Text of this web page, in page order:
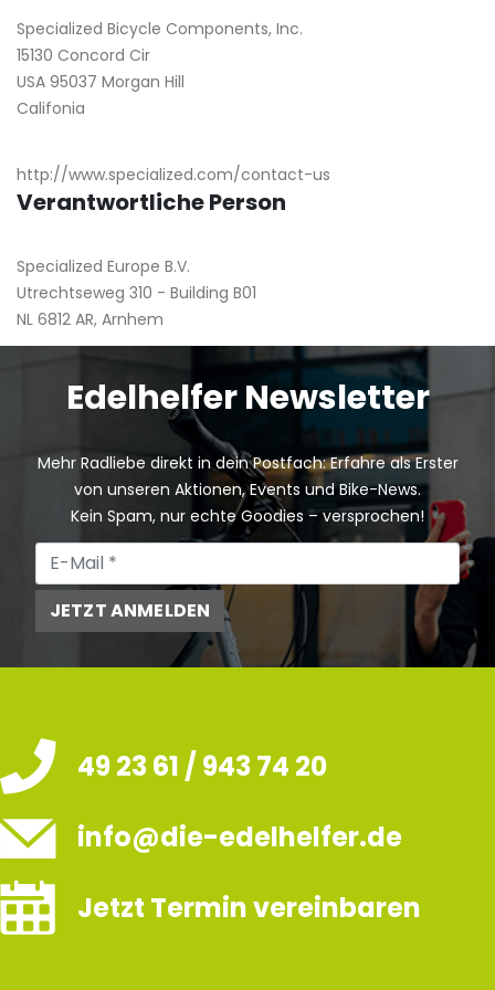
Specialized Bicycle Components, Inc.
15130 Concord Cir
USA 95037 Morgan Hill
Califonia
http://www.specialized.com/contact-us
Verantwortliche Person
Specialized Europe B.V.
Utrechtseweg 310 - Building B01
NL 6812 AR, Arnhem
Edelhelfer Newsletter
Mehr Radliebe direkt in dein Postfach: Erfahre als Erster
von unseren Aktionen, Events und Bike-News.
Kein Spam, nur echte Goodies – versprochen!
JETZT ANMELDEN
49 23 61 / 943 74 20
info@die-edelhelfer.de
Jetzt Termin vereinbaren